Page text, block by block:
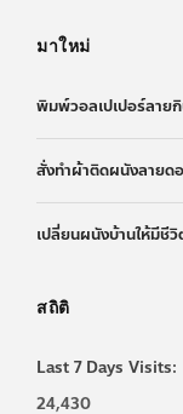
มาใหม่
พิมพ์วอลเปเปอร์ลาย
สั่งทำผ้าติดผนังลายด
เปลี่ยนผนังบ้านให้มีชี
สถิติ
Last 7 Days Visits:
24,430